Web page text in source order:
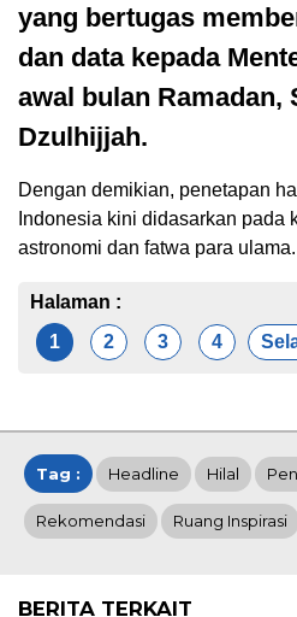
yang bertugas
dan data kepada
awal bulan Ramadan,
Dzulhijjah.
Dengan demikian, penetapan
Indonesia kini didasarkan pada
astronomi dan fatwa para ulama.
Halaman :
1
2 3 4
Tag : Headline Hilal
Rekomendasi Ruang Inspirasi
BERITA TERKAIT